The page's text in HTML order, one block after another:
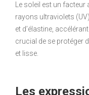
Le soleil est un
rayons ultraviolets
et d’élastine,
crucial de se protéger
et lisse.
Les